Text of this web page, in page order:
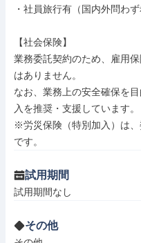
・社員旅行有（国内外問わず
【社会保険】
業務委託契約のため、雇用
はありません。
なお、業務上の安全確保を
入を推奨・支援しています。
※労災保険（特別加入）は
です。
試用期間
試用期間なし
その他